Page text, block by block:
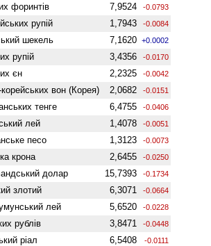
форинтів 7,9524 -0.0793
рупій 1,7943 -0.0084
шекель 7,1620 +0.0002
рупій 3,4356 -0.0170
єн 2,2325 -0.0042
корейських вон (Корея) 2,0682 -0.0151
тенге 6,4755 -0.0406
лей 1,4078 -0.0051
песо 1,3123 -0.0073
крона 2,6455 -0.0250
долар 15,7393 -0.1734
злотий 6,3071 -0.0664
лей 5,6520 -0.0228
рублів 3,8471 -0.0448
ріал 6,5408 -0.0111